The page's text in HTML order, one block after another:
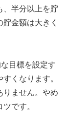
、半分以上を貯
金額は大きく
目標を設定す
くなります。
りません。やめ
です。